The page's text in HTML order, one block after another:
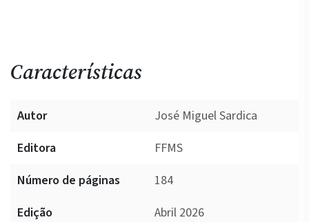
Características
Autor
José Miguel Sardica
Editora
FFMS
Número de páginas
184
Edição
Abril 2026